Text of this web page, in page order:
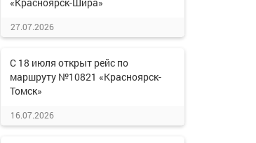
27.07.2026
С 18 июля открыт рейс по
маршруту №10821 «Красноярск-
Томск»
16.07.2026